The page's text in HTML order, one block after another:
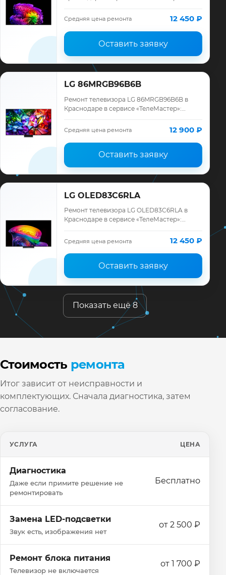
запчасти и гарантия до 12 месяцев.
Средняя цена ремонта 12 450 ₽
Оставить заявку
LG 86MRGB96B6B
Ремонт телевизора LG 86MRGB96B6B в
Краснодаре в сервисе «ТелеМастер»:
запчасти и гарантия до 12 месяцев.
Средняя цена ремонта 12 900 ₽
Оставить заявку
LG OLED83C6RLA
Ремонт телевизора LG OLED83C6RLA в
Краснодаре в сервисе «ТелеМастер»:
запчасти и гарантия до 12 месяцев.
Средняя цена ремонта 12 450 ₽
Оставить заявку
Показать ещё 8
Стоимость ремонта
Итог зависит от неисправности и
комплектующих. Сначала диагностика, затем
согласование.
УСЛУГА ЦЕНА
Диагностика
Даже если примите решение не
ремонтировать
Бесплатно
Замена LED-подсветки
Звук есть, изображения нет
от 2 500 ₽
Ремонт блока питания
Телевизор не включается
от 1 700 ₽